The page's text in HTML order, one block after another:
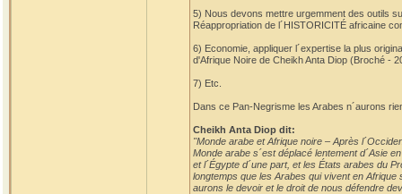
5) Nous devons mettre urgemment des outils
Réappropriation de l´HISTORICITÉ africaine
6) Economie, appliquer l´expertise la plus
d'Afrique Noire de Cheikh Anta Diop (Broché -
7) Etc.
Dans ce Pan-Negrisme les Arabes n´aurons
Cheikh Anta Diop dit:
"Monde arabe et Afrique noire – Après
Monde arabe s´est déplacé lentement d´Asie
et l´Égypte d´une part, et les États arabes du
longtemps que les Arabes qui vivent en
aurons le devoir et le droit de nous défendre